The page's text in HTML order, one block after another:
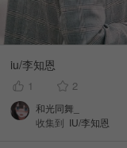
iu/李知恩
1 2
和光同舞_
收集到 IU/李知恩